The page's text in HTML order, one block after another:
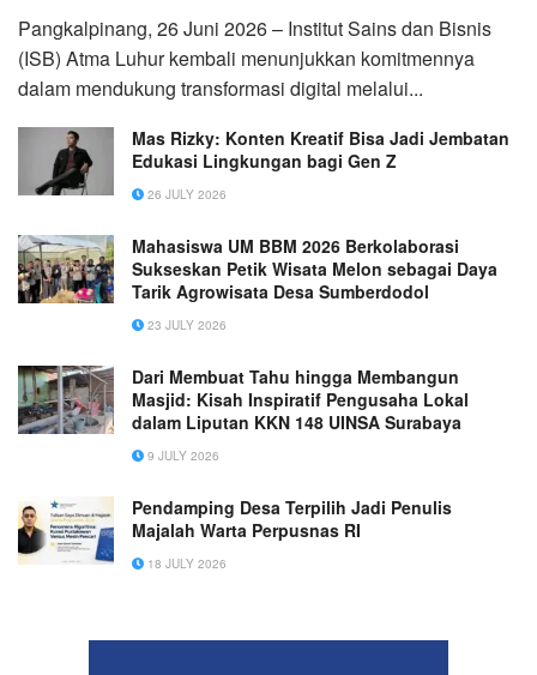
Pangkalpinang, 26 Juni 2026 – Institut Sains dan Bisnis
(ISB) Atma Luhur kembali menunjukkan komitmennya
dalam mendukung transformasi digital melalui...
Mas Rizky: Konten Kreatif Bisa Jadi Jembatan
Edukasi Lingkungan bagi Gen Z
26 JULY 2026
Mahasiswa UM BBM 2026 Berkolaborasi
Sukseskan Petik Wisata Melon sebagai Daya
Tarik Agrowisata Desa Sumberdodol
23 JULY 2026
Dari Membuat Tahu hingga Membangun
Masjid: Kisah Inspiratif Pengusaha Lokal
dalam Liputan KKN 148 UINSA Surabaya
9 JULY 2026
Pendamping Desa Terpilih Jadi Penulis
Majalah Warta Perpusnas RI
18 JULY 2026